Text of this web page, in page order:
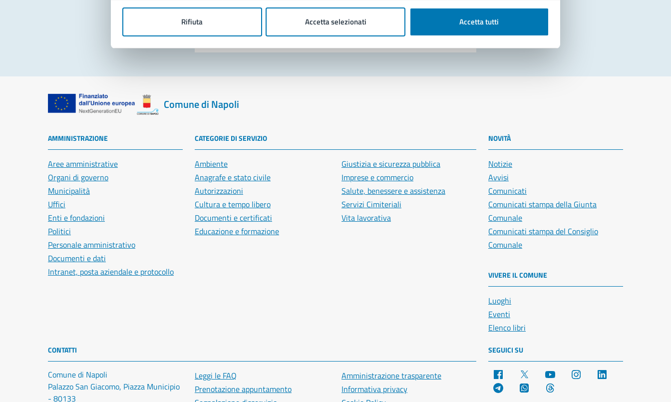
Rifiuta Accetta selezionati Accetta tutti
Problemi in città
Segnala disservizio
Comune di Napoli
AMMINISTRAZIONE
Aree amministrative
Organi di governo
Municipalità
Uffici
Enti e fondazioni
Politici
Personale amministrativo
Documenti e dati
Intranet, posta aziendale e protocollo
CATEGORIE DI SERVIZIO
Ambiente
Anagrafe e stato civile
Autorizzazioni
Cultura e tempo libero
Documenti e certificati
Educazione e formazione
Giustizia e sicurezza pubblica
Imprese e commercio
Salute, benessere e assistenza
Servizi Cimiteriali
Vita lavorativa
NOVITÀ
Notizie
Avvisi
Comunicati
Comunicati stampa della Giunta
Comunale
Comunicati stampa del Consiglio
Comunale
VIVERE IL COMUNE
Luoghi
Eventi
Elenco libri
CONTATTI
Comune di Napoli
Palazzo San Giacomo, Piazza Municipio
- 80133
Leggi le FAQ
Prenotazione appuntamento
Amministrazione trasparente
Informativa privacy
SEGUICI SU
Facebook YouTube Instagram
Telegram WhatsApp